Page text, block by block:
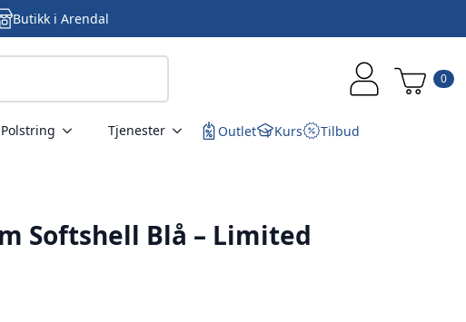
Butikk i Arendal
0
Tjenester Outlet Kurs Tilbud
Softshell Blå – Limited